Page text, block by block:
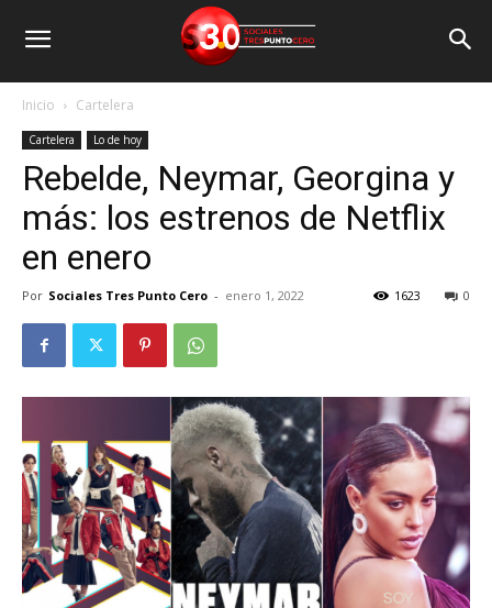
Inicio Cartelera
Cartelera Lo de hoy
Rebelde, Neymar, Georgina y
más: los estrenos de Netflix
en enero
Por Sociales Tres Punto Cero - enero 1, 2022 0
1623